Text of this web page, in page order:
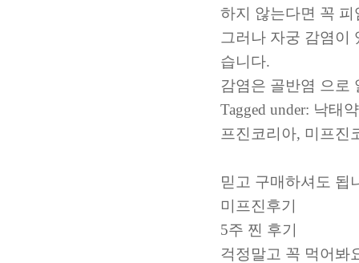
하지 않는다면 꼭
그러나 자궁 감염이
습니다.
감염은 골반염 으로
Tagged under: 낙태
프진코리아, 미프진
믿고 구매하셔도 됩
미프진후기
5주 찐 후기
걱정말고 꼭 먹어봐